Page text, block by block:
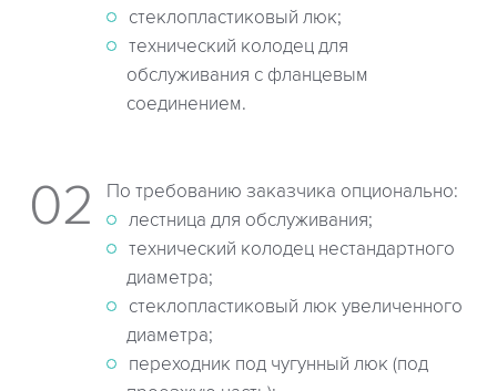
стеклопластиковый люк;
технический колодец для
обслуживания с фланцевым
соединением.
По требованию заказчика опционально:
лестница для обслуживания;
технический колодец нестандартного
диаметра;
стеклопластиковый люк увеличенного
диаметра;
переходник под чугунный люк (под